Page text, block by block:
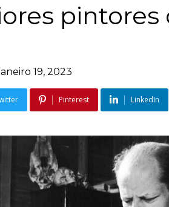
19, 2023
Pinterest LinkedIn